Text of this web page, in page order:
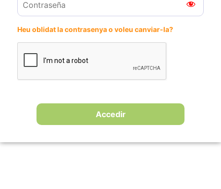
Heu oblidat la contrasenya o voleu canviar-la?